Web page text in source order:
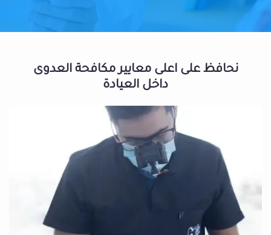
نحافظ على اعلى معايير مكافحة العدوى
داخل العيادة